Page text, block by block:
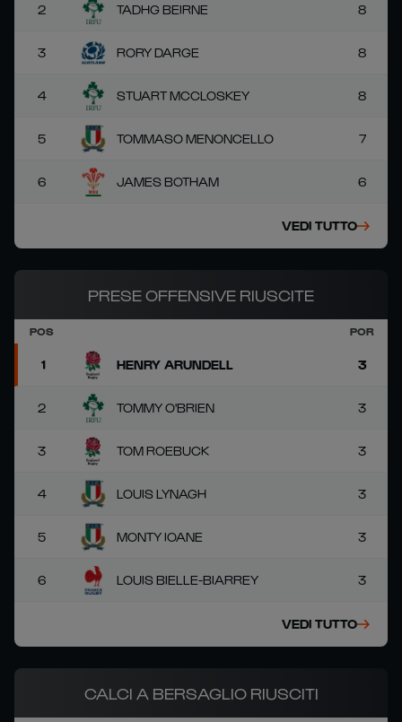
2 TADHG BEIRNE 8
3 RORY DARGE 8
4 STUART MCCLOSKEY 8
5 TOMMASO MENONCELLO 7
6 JAMES BOTHAM 6
VEDI TUTTO
PRESE OFFENSIVE RIUSCITE
POS POR
1 HENRY ARUNDELL 3
2 TOMMY O'BRIEN 3
3 TOM ROEBUCK 3
4 LOUIS LYNAGH 3
5 MONTY IOANE 3
6 LOUIS BIELLE-BIARREY 3
VEDI TUTTO
CALCI A BERSAGLIO RIUSCITI